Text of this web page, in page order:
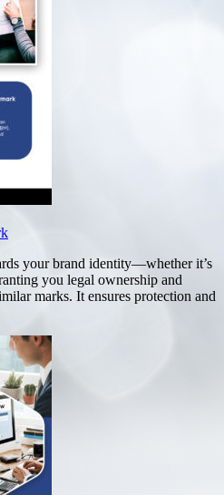
your brand identity—whether it’s
you legal ownership and
marks. It ensures protection and